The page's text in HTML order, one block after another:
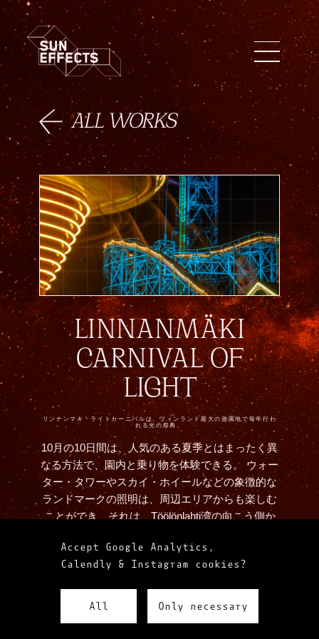
ENG FIN 日本語
LINNANMÄKI
CARNIVAL OF
LIGHT
リンナンマキ・ライトカーニバルは、フィンランド最大の遊園地で毎年行わ
れる光の祭典。
10月の10日間は、人気のある夏季とはまったく異
なる方法で、園内と乗り物を体験できる。 ウォー
ター・タワーやスカイ・ホイールなどの象徴的な
ランドマークの照明は、周辺エリアからも楽しむ
ことができ、それは、Töölönlahti湾の向こう側か
の10周年を記念する、2015年の開催以来、ライト
アート・コンテンツ、インスタレーション、全体
Accept Google Analytics,
Calendly & Instagram cookies?
All Only necessary